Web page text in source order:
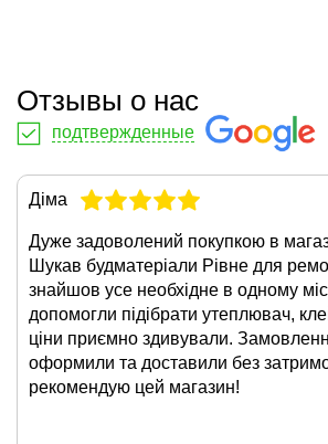
Отзывы о нас
подтвержденные
Діма
Дуже задоволений покупкою в
Шукав будматеріали Рівне для
знайшов усе необхідне в одному
допомогли підібрати утеплювач,
ціни приємно здивували.
оформили та доставили без
рекомендую цей магазин!